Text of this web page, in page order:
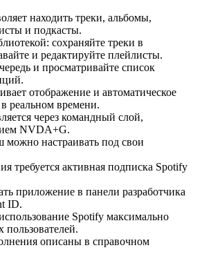
находить треки, альбомы,
и подкасты.
сохраняйте треки в
и редактируйте плейлисты.
и просматривайте список
отображение и автоматическое
реальном времени.
через командный слой,
NVDA+G.
можно настраивать под свои
требуется активная подписка Spotify
приложение в панели разработчика
ID.
Spotify максимально
пользователей.
описаны в справочном